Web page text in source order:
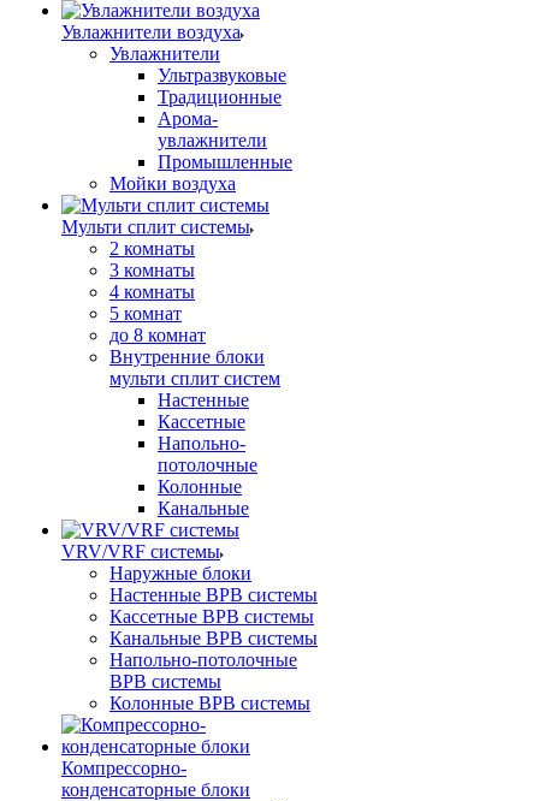
Увлажнители воздуха
Увлажнители
Ультразвуковые
Традиционные
Арома-
увлажнители
Промышленные
Мойки воздуха
Мульти сплит системы
2 комнаты
3 комнаты
4 комнаты
5 комнат
до 8 комнат
Внутренние блоки
мульти сплит систем
Настенные
Кассетные
Напольно-
потолочные
Колонные
Канальные
VRV/VRF системы
Наружные блоки
Настенные ВРВ системы
Кассетные ВРВ системы
Канальные ВРВ системы
Напольно-потолочные
ВРВ системы
Колонные ВРВ системы
Компрессорно-
конденсаторные блоки